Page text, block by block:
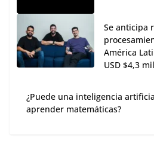
Se anticipa
América
USD $4,3
¿Puede una inteligencia
aprender matemáticas?